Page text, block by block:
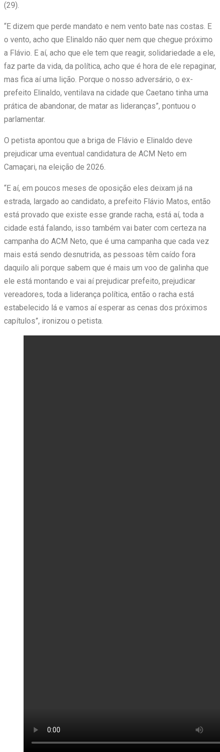
(29).
“E dizem que perde mandato e nem vento bate nas costas. E
o vento, acho que Elinaldo não quer nem que chegue próximo
a Flávio. E aí, acho que ele tem que reagir, solidariedade a ele,
faz parte da vida, da política, acho que é hora de ele repaginar,
mas fica aí uma lição. Porque o nosso adversário, o ex-
prefeito Elinaldo, ventilava na cidade que Caetano tinha uma
prática de abandonar, de matar as lideranças”, pontuou o
parlamentar.
O petista apontou que a briga de Flávio e Elinaldo deve
prejudicar uma eventual candidatura de ACM Neto em
Camaçari, na eleição de 2026.
“E aí, em poucos meses de oposição eles deixam já na
estrada, largado ao candidato, a prefeito Flávio Matos, então
está provado que existe esse grande racha, está aí, toda a
cidade está falando, isso também vai bater com certeza na
campanha do ACM Neto, que é uma campanha que cada vez
mais está sendo desnutrida, as pessoas têm caído fora
daquilo ali porque sabem que é mais um voo de galinha que
ele está montando e vai aí prejudicar prefeito, prejudicar
vereadores, toda a liderança política, então o racha está
estabelecido lá e vamos aí esperar as cenas dos próximos
capítulos”, ironizou o petista.